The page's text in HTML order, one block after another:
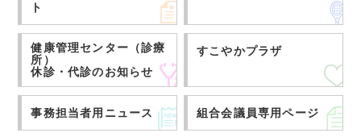
ト
健康管理センター（診療
所）
休診・代診のお知らせ
すこやかプラザ
事務担当者用ニュース 組合会議員専用ページ